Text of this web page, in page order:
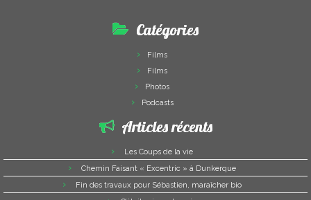
Catégories
Films
Films
Photos
Podcasts
Articles récents
Les Coups de la vie
Chemin Faisant « Excentric » à Dunkerque
Fin des travaux pour Sébastien, maraîcher bio